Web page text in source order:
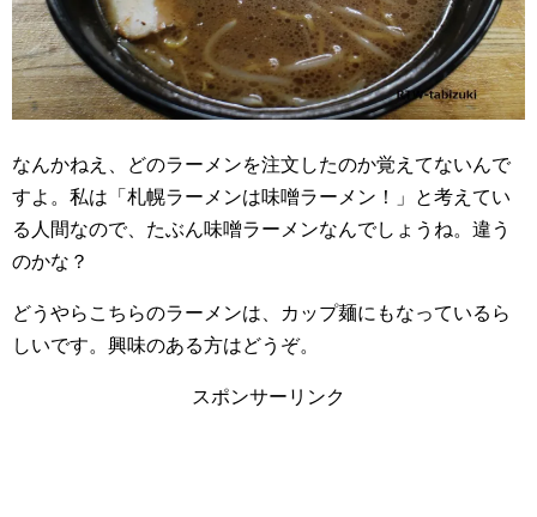
なんかねえ、どのラーメンを注文したのか覚えてないんで
すよ。私は「札幌ラーメンは味噌ラーメン！」と考えてい
る人間なので、たぶん味噌ラーメンなんでしょうね。違う
のかな？
どうやらこちらのラーメンは、カップ麺にもなっているら
しいです。興味のある方はどうぞ。
スポンサーリンク